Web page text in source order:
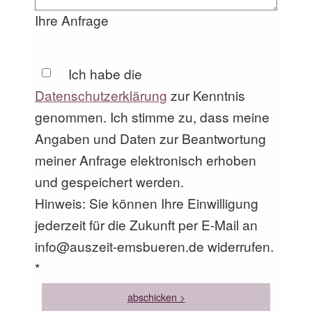
Ihre Anfrage
Ich habe die
Datenschutzerklärung zur Kenntnis
genommen. Ich stimme zu, dass meine
Angaben und Daten zur Beantwortung
meiner Anfrage elektronisch erhoben
und gespeichert werden.
Hinweis: Sie können Ihre Einwilligung
jederzeit für die Zukunft per E-Mail an
info@auszeit-emsbueren.de widerrufen.
*